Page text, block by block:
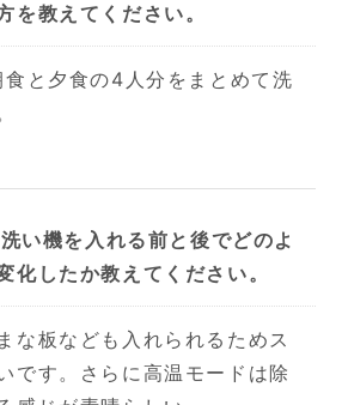
を教えてください。
食と夕食の4人分をまとめて洗
い機を入れる前と後でどのよ
化したか教えてください。
な板なども入れられるためス
です。さらに高温モードは除